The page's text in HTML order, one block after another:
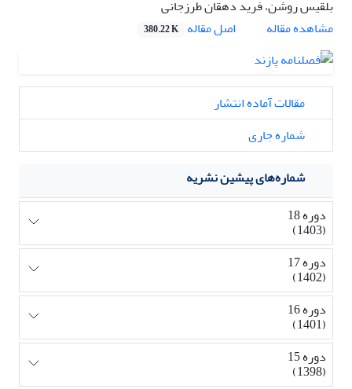
بلقیس روشن، فرید دهقان طرزجانی
مشاهده مقاله
اصل مقاله 380.22 K
مقالات آماده انتشار
شماره جاری
شماره‌های پیشین نشریه
دوره 18
(1403)
دوره 17
(1402)
دوره 16
(1401)
دوره 15
(1398)